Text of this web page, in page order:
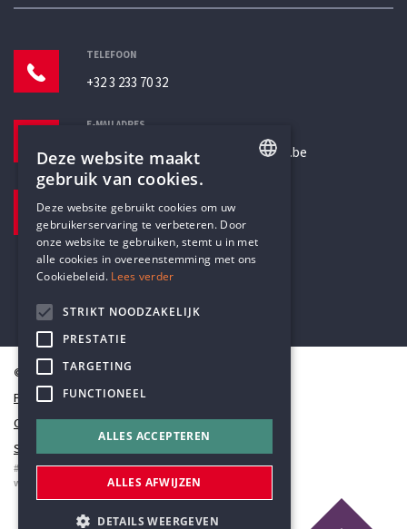
TELEFOON
+32 3 233 70 32
E-MAILADRES
secretariaat@humanistischverbond.be
Pottenbrug 4
Antwerpen, 2000
© Humanistisch Verbond 2026
Privacy
Cookiestatement
Sitemap
#codedwithlove byCodelines
webapplicaties
mobiele apps&maatwerk websites
DUTCH
Deze website maakt
gebruik van cookies.
Deze website gebruikt cookies om uw
gebruikerservaring te verbeteren. Door
onze website te gebruiken, stemt u in met
alle cookies in overeenstemming met ons
Cookiebeleid. Lees verder
STRIKT NOODZAKELIJK
PRESTATIE
TARGETING
FUNCTIONEEL
ALLES ACCEPTEREN
ALLES AFWIJZEN
DETAILS WEERGEVEN